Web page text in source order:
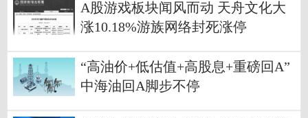
A股游戏板块闻风而动 天舟文化大
涨10.18%游族网络封死涨停
“高油价+低估值+高股息+重磅回A”
中海油回A脚步不停